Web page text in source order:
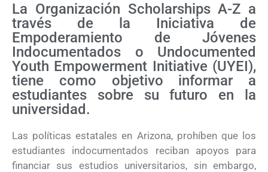
La Organización Scholarships A-Z a
través de la Iniciativa de
Empoderamiento de Jóvenes
Indocumentados o Undocumented
Youth Empowerment Initiative (UYEI),
tiene como objetivo informar a
estudiantes sobre su futuro en la
universidad.
Las políticas estatales en Arizona, prohíben que los
estudiantes indocumentados reciban apoyos para
financiar sus estudios universitarios, sin embargo,